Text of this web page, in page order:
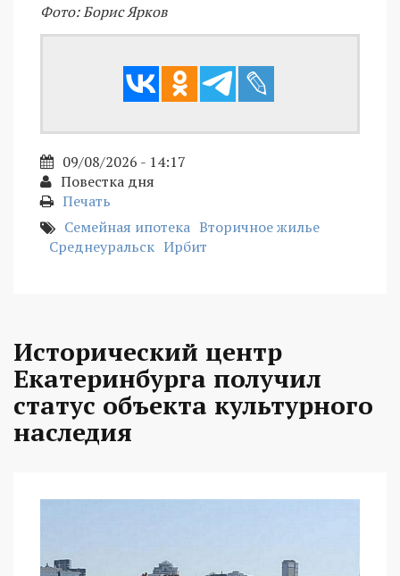
Фото: Борис Ярков
09/08/2026 - 14:17
Повестка дня
Печать
Семейная ипотека Вторичное жилье
Среднеуральск Ирбит
Исторический центр
Екатеринбурга получил
статус объекта культурного
наследия